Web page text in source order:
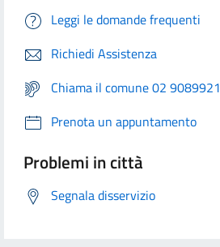
Leggi le domande frequenti
Richiedi Assistenza
Chiama il comune 02 9089921
Prenota un appuntamento
Problemi in città
Segnala disservizio